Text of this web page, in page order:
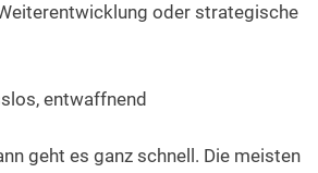
oder strategische
entwaffnend
geht es ganz schnell. Die meisten